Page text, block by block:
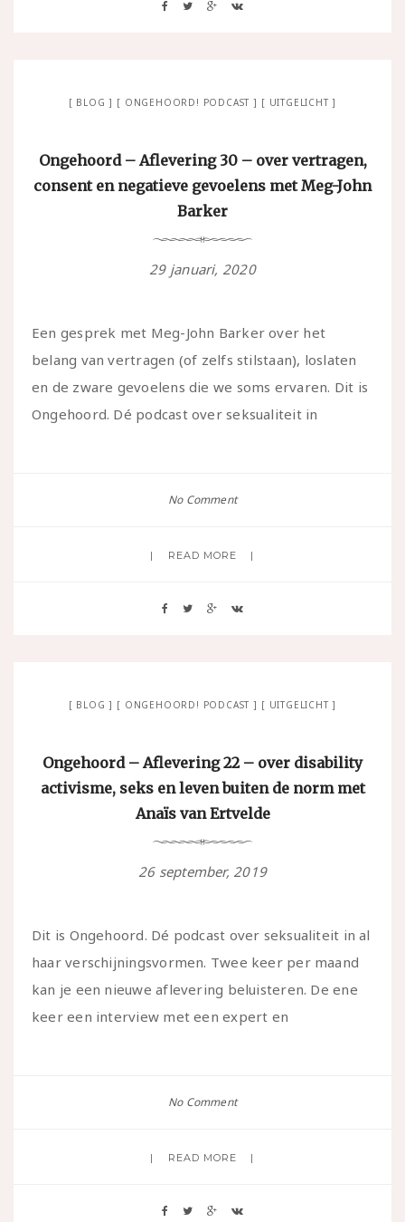
BLOG ONGEHOORD! PODCAST UITGELICHT
Ongehoord – Aflevering 30 – over vertragen,
consent en negatieve gevoelens met Meg-John
Barker
29 januari, 2020
Een gesprek met Meg-John Barker over het
belang van vertragen (of zelfs stilstaan), loslaten
en de zware gevoelens die we soms ervaren. Dit is
Ongehoord. Dé podcast over seksualiteit in
No Comment
READ MORE
BLOG ONGEHOORD! PODCAST UITGELICHT
Ongehoord – Aflevering 22 – over disability
activisme, seks en leven buiten de norm met
Anaïs van Ertvelde
26 september, 2019
Dit is Ongehoord. Dé podcast over seksualiteit in al
haar verschijningsvormen. Twee keer per maand
kan je een nieuwe aflevering beluisteren. De ene
keer een interview met een expert en
No Comment
READ MORE